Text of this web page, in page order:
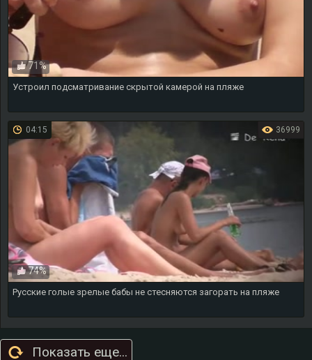
71%
Устроил подсматривание скрытой камерой на пляже
36999
04:15
74%
Русские голые зрелые бабы не стесняются загорать на пляже
Показать еще...